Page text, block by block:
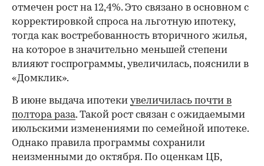
отмечен рост на 12,4%. Это связано в основном с
корректировкой спроса на льготную ипотеку,
тогда как востребованность вторичного жилья,
на которое в значительно меньшей степени
влияют госпрограммы, увеличилась, пояснили в
«Домклик».
В июне выдача ипотеки увеличилась почти в
полтора раза. Такой рост связан с ожидаемыми
июльскими изменениями по семейной ипотеке.
Однако правила программы сохранили
неизменными до октября. По оценкам ЦБ,